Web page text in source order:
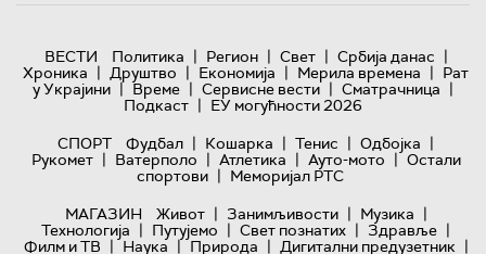
ВЕСТИ Политика | Регион | Свет | Србија данас |
Хроника | Друштво | Економија | Мерила времена | Рат
у Украјини | Време | Сервисне вести | Сматрачница |
Подкаст | ЕУ могућности 2026
СПОРТ
Фудбал | Кошарка | Тенис | Одбојка |
Рукомет | Ватерполо | Атлетика | Ауто-мото | Остали
спортови | Меморијал РТС
МАГАЗИН
Живот | Занимљивости | Музика |
Технологијa | Путујемо | Свет познатих | Здравље |
Филм и ТВ | Наука | Природа | Дигитални предузетник |